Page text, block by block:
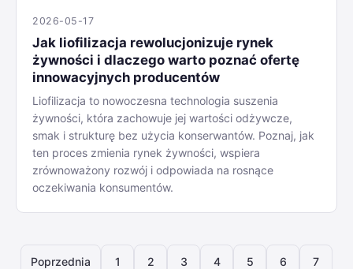
2026-05-17
Jak liofilizacja rewolucjonizuje rynek
żywności i dlaczego warto poznać ofertę
innowacyjnych producentów
Liofilizacja to nowoczesna technologia suszenia
żywności, która zachowuje jej wartości odżywcze,
smak i strukturę bez użycia konserwantów. Poznaj, jak
ten proces zmienia rynek żywności, wspiera
zrównoważony rozwój i odpowiada na rosnące
oczekiwania konsumentów.
Poprzednia 1 2 3 4 5 6 7